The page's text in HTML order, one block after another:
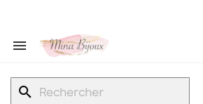

search